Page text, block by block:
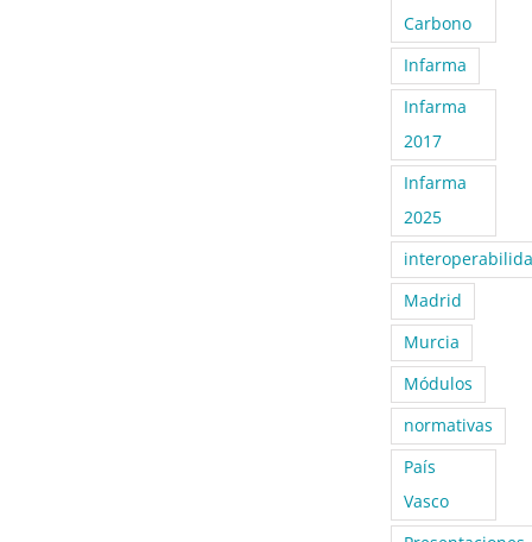
Carbono
Infarma
Infarma
2017
Infarma
2025
Madrid
Murcia
Módulos
normativas
País
Vasco